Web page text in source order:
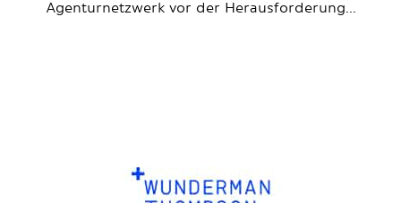
Agenturnetzwerk vor der Herausforderung...